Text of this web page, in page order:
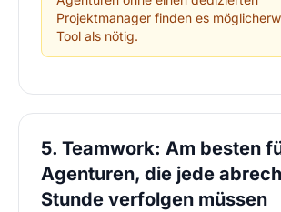
Projektmanager finden es
Tool als nötig.
5. Teamwork: Am besten
Agenturen, die jede
Stunde verfolgen müssen